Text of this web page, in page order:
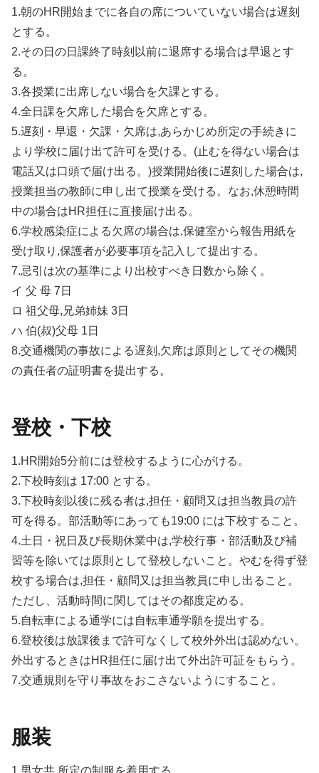
1.朝のHR開始までに各自の席についていない場合は遅刻
とする。
2.その日の日課終了時刻以前に退席する場合は早退とす
る。
3.各授業に出席しない場合を欠課とする。
4.全日課を欠席した場合を欠席とする。
5.遅刻・早退・欠課・欠席は,あらかじめ所定の手続きに
より学校に届け出て許可を受ける。(止むを得ない場合は
電話又は口頭で届け出る。)授業開始後に遅刻した場合は,
授業担当の教師に申し出て授業を受ける。なお,休憩時間
中の場合はHR担任に直接届け出る。
6.学校感染症による欠席の場合は,保健室から報告用紙を
受け取り,保護者が必要事項を記入して提出する。
7.忌引は次の基準により出校すべき日数から除く。
イ 父 母 7日
ロ 祖父母,兄弟姉妹 3日
ハ 伯(叔)父母 1日
8.交通機関の事故による遅刻,欠席は原則としてその機関
の責任者の証明書を提出する。
登校・下校
1.HR開始5分前には登校するように心がける。
2.下校時刻は 17:00 とする。
3.下校時刻以後に残る者は,担任・顧問又は担当教員の許
可を得る。部活動等にあっても19:00 には下校すること。
4.土日・祝日及び長期休業中は,学校行事・部活動及び補
習等を除いては原則として登校しないこと。やむを得ず登
校する場合は,担任・顧問又は担当教員に申し出ること。
ただし、活動時間に関してはその都度定める。
5.自転車による通学には自転車通学願を提出する。
6.登校後は放課後まで許可なくして校外外出は認めない。
外出するときはHR担任に届け出て外出許可証をもらう。
7.交通規則を守り事故をおこさないようにすること。
服装
1.男女共,所定の制服を着用する。